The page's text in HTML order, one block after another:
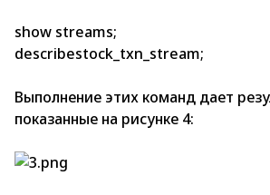
show streams;
describestock_txn_stream;
Выполнение этих команд дает
показанные на рисунке 4: